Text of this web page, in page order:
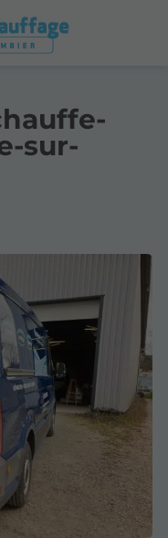
sur-